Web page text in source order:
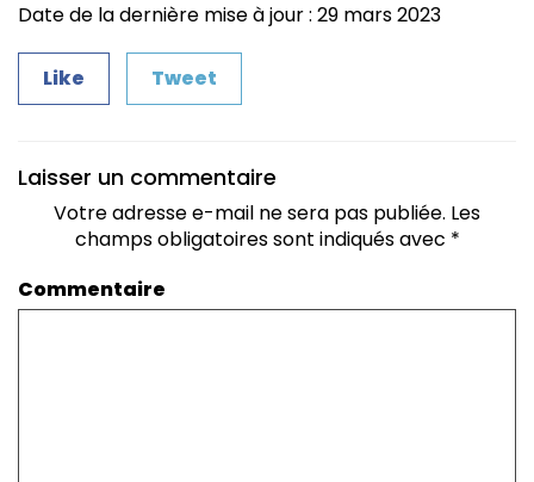
Date de la dernière mise à jour : 29 mars 2023
Like Tweet
Laisser un commentaire
Votre adresse e-mail ne sera pas publiée. Les
champs obligatoires sont indiqués avec *
Commentaire